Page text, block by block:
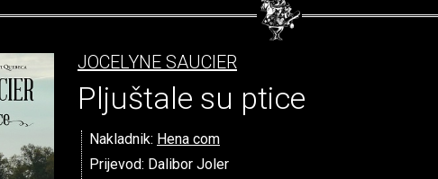
JOCELYNE SAUCIER
Pljuštale su ptice
Nakladnik: Hena com
Prijevod: Dalibor Joler